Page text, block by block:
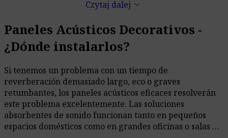
Czytaj dalej keyboard_arrow_down
Paneles Acústicos Decorativos -
¿Dónde instalarlos?
Si tenemos un problema con un tiempo de
reverberación demasiado largo, eco o graves
retumbantes, los paneles acústicos eficaces resolverán
este problema excelentemente. Las soluciones
absorbentes de sonido funcionan tanto en pequeños
espacios domésticos como en grandes oficinas o salas de